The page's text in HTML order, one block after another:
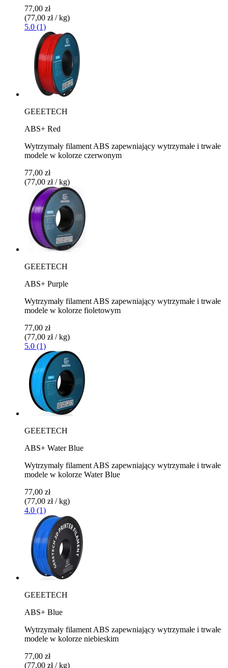
77,00 zł
(77,00 zł / kg)
5.0 (1)
GEEETECH
ABS+ Red
Wytrzymały filament ABS zapewniający wytrzymałe i trwałe
modele w kolorze czerwonym
77,00 zł
(77,00 zł / kg)
GEEETECH
ABS+ Purple
Wytrzymały filament ABS zapewniający wytrzymałe i trwałe
modele w kolorze fioletowym
77,00 zł
(77,00 zł / kg)
5.0 (1)
GEEETECH
ABS+ Water Blue
Wytrzymały filament ABS zapewniający wytrzymałe i trwałe
modele w kolorze Water Blue
77,00 zł
(77,00 zł / kg)
4.0 (1)
GEEETECH
ABS+ Blue
Wytrzymały filament ABS zapewniający wytrzymałe i trwałe
modele w kolorze niebieskim
77,00 zł
(77,00 zł / kg)